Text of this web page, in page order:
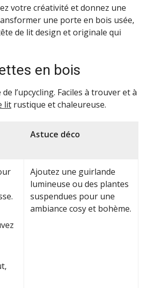
votre créativité et donnez une
une porte en bois usée,
de lit design et originale qui
en bois
l’upcycling. Faciles à trouver et à
lit rustique et chaleureuse.
Astuce déco
Ajoutez une guirlande
lumineuse ou des plantes
suspendues pour une
ambiance cosy et bohème.